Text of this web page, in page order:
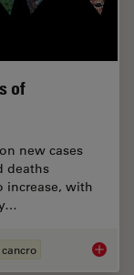
of
new cases
deaths
increase, with
cancro